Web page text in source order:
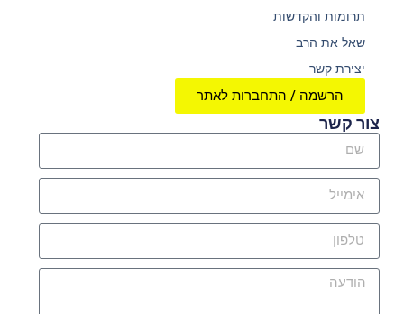
תרומות והקדשות
שאל את הרב
יצירת קשר
הרשמה / התחברות לאתר
צור קשר